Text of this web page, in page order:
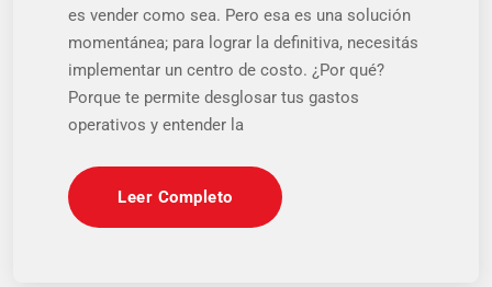
es vender como sea. Pero esa es una solución
momentánea; para lograr la definitiva, necesitás
implementar un centro de costo. ¿Por qué?
Porque te permite desglosar tus gastos
operativos y entender la
Leer Completo